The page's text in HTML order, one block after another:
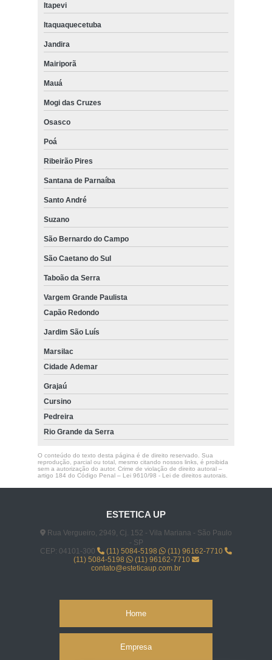
Itapevi
Itaquaquecetuba
Jandira
Mairiporã
Mauá
Mogi das Cruzes
Osasco
Poá
Ribeirão Pires
Santana de Parnaíba
Santo André
Suzano
São Bernardo do Campo
São Caetano do Sul
Taboão da Serra
Vargem Grande Paulista
Capão Redondo
Jardim São Luís
Marsilac
Cidade Ademar
Grajaú
Cursino
Pedreira
Rio Grande da Serra
O conteúdo do texto desta página é de direito reservado. Sua
reprodução, parcial ou total, mesmo citando nossos links, é proibida
sem a autorização do autor. Crime de violação de direito autoral –
artigo 184 do Código Penal – Lei 9610/98 - Lei de direitos autorais.
ESTETICA UP
Rua Vergueiro, 2949, Cj. 152 - Vila Mariana - São Paulo
- SP
CEP: 04101-300
(11) 5084-5198
(11) 96162-7710
(11) 5084-5198
(11) 96162-7710
contato@esteticaup.com.br
Home
Empresa